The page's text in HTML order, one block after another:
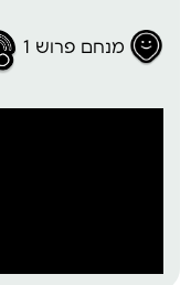
מנחם פרוש 1